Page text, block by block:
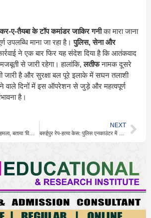
ए-तैयबा के टॉप कमांडर जाकिर गनीका मारा जाना
उपलब्धि माना जा रहा है।पुलिस, सेना और
ने एक बार फिर यह संदेश दिया है कि आतंकवाद
से जारी रहेगा। हालांकि,लतीफनामक दूसरे
है और सुरक्षा बल पूरे इलाके में सघन तलाशी
वाले दिनों में इस ऑपरेशन से जुड़े और महत्वपूर्ण
है।
रेवंत रेड्डी का KCR पर हमला, बताया ‘वित्तीय आतंकवादी’
NEXT